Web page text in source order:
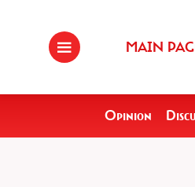
MAIN
Opinion